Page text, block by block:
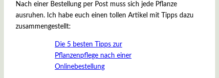
Nach einer Bestellung per Post muss sich jede Pflanze
ausruhen. Ich habe euch einen tollen Artikel mit Tipps dazu
zusammengestellt:
Die 5 besten Tipps zur
Pflanzenpflege nach einer
Onlinebestellung